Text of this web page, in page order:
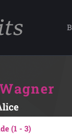
(1 - 3)